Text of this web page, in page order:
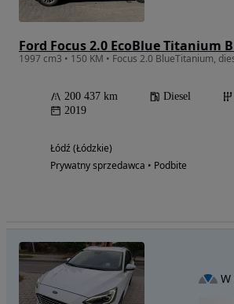
Ford Focus 2.0 EcoBlue Titanium
200 437 km Diesel
2019
Łódź (Łódzkie)
Prywatny sprzedawca • Podbite